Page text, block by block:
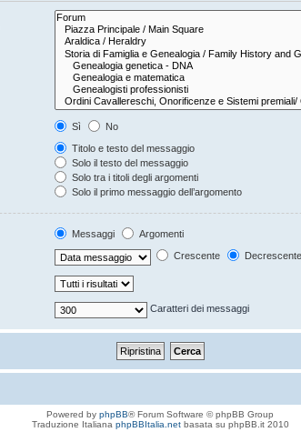
Sì
No
Titolo e testo del messaggio
Solo il testo del messaggio
Solo tra i titoli degli argomenti
Solo il primo messaggio dell’argomento
Messaggi
Argomenti
Crescente Decrescente
Caratteri dei messaggi
Powered by phpBB® Forum Software © phpBB Group
Traduzione Italiana phpBBItalia.netbasata su phpBB.it 2010